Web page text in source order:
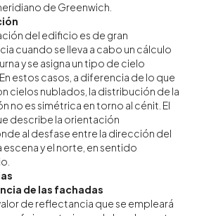
de Greenwich.
del edificio es de gran
cuando se lleva a cabo un cálculo
y se asigna un tipo de cielo
estos casos, a diferencia de lo que
cielos nublados, la distribución de la
no es simétrica en torno al cénit. El
describe la orientación
al desfase entre la dirección del
escena y el norte, en sentido
de las fachadas
de reflectancia que se empleará